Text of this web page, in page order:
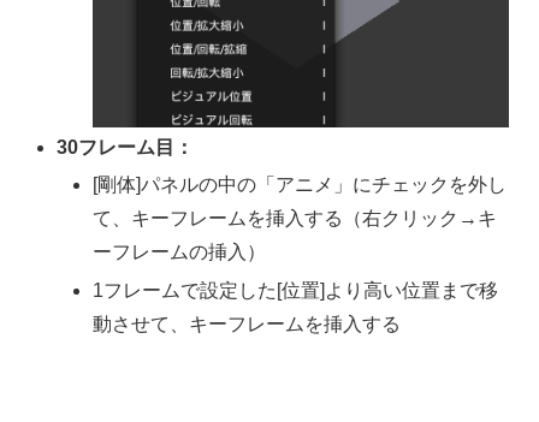
30フレーム目：
[剛体]パネルの中の「アニメ」にチェックを外し
て、キーフレームを挿入する（右クリック→キ
ーフレームの挿入）
1フレームで設定した[位置]より高い位置まで移
動させて、キーフレームを挿入する